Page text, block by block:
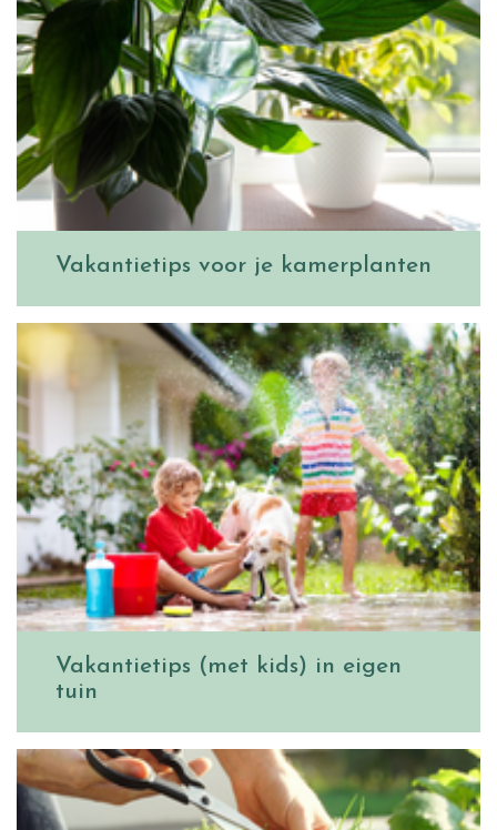
Vakantietips voor je kamerplanten
Vakantietips (met kids) in eigen
tuin